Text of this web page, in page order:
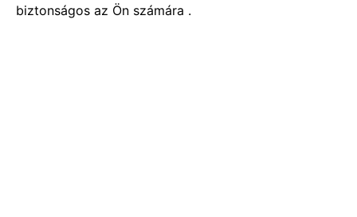
biztonságos az Ön számára .